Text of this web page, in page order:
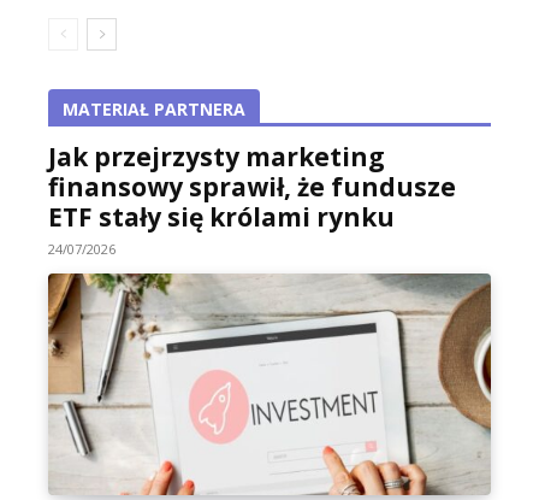
MATERIAŁ PARTNERA
Jak przejrzysty marketing
finansowy sprawił, że fundusze
ETF stały się królami rynku
24/07/2026